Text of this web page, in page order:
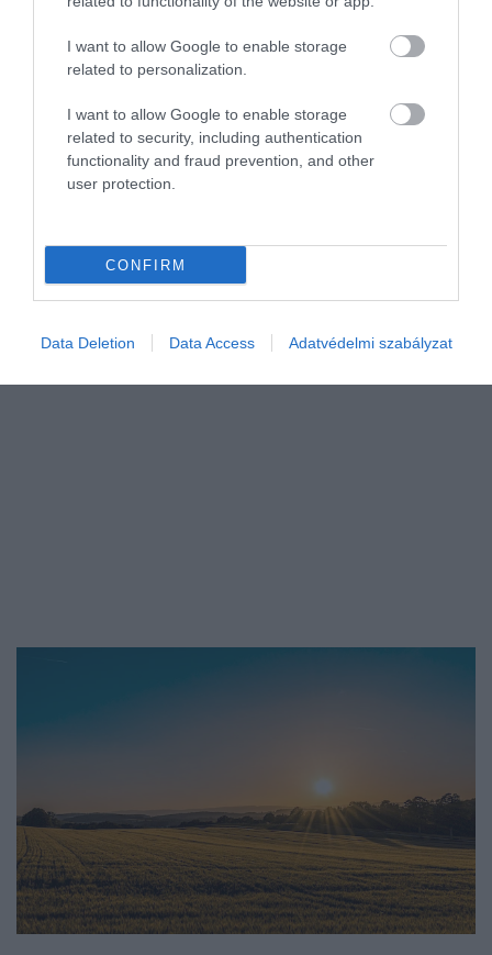
I want to allow Google to enable storage
related to personalization.
I want to allow Google to enable storage
related to security, including authentication
functionality and fraud prevention, and other
user protection.
CONFIRM
Data Deletion Data Access Adatvédelmi szabályzat
Rendkívüli riadókészültség az aszály miatt
legmagasabb fokozatú riadókészültséget léptettük életbe, a vízügyi
ágazat így az azonnali beavatkozásokat és a szükséges